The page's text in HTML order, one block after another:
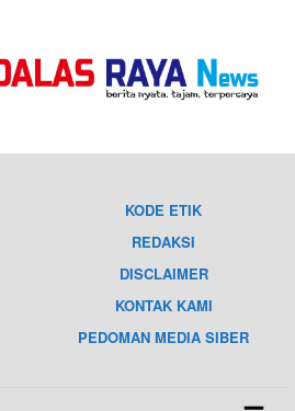
KODE ETIK
REDAKSI
DISCLAIMER
KONTAK KAMI
PEDOMAN MEDIA SIBER